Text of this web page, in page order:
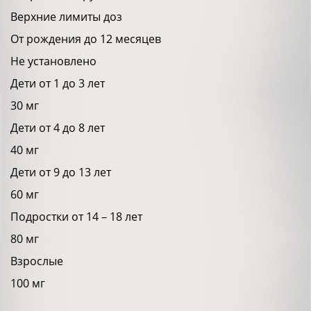
Верхние лимиты доз
От рождения до 12 месяцев
Не установлено
Дети от 1 до 3 лет
30 мг
Дети от 4 до 8 лет
40 мг
Дети от 9 до 13 лет
60 мг
Подростки от 14 – 18 лет
80 мг
Взрослые
100 мг